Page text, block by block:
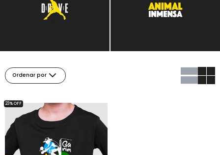
Ordenar por
23% OFF